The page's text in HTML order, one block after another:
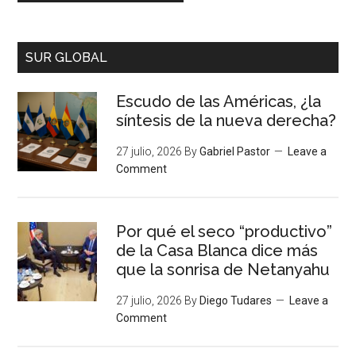
SUR GLOBAL
Escudo de las Américas, ¿la
síntesis de la nueva derecha?
27 julio, 2026 ByGabriel Pastor
Leave a
Comment
Por qué el seco “productivo”
de la Casa Blanca dice más
que la sonrisa de Netanyahu
27 julio, 2026 By Diego Tudares
Leave a
Comment